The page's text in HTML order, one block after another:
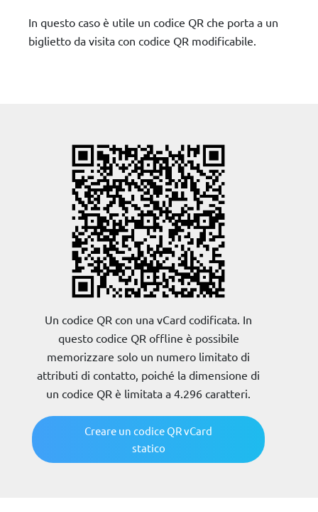
In questo caso è utile un codice QR che porta a un
biglietto da visita con codice QR modificabile.
Un codice QR con una vCard codificata. In
questo codice QR offline è possibile
memorizzare solo un numero limitato di
attributi di contatto, poiché la dimensione di
un codice QR è limitata a 4.296 caratteri.
Creare un codice QR vCard
statico